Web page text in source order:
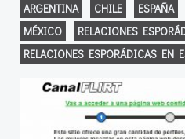
ARGENTINA CHILE ESPAÑA
MÉXICO
RELACIONES
RELACIONES ESPORÁDICAS EN